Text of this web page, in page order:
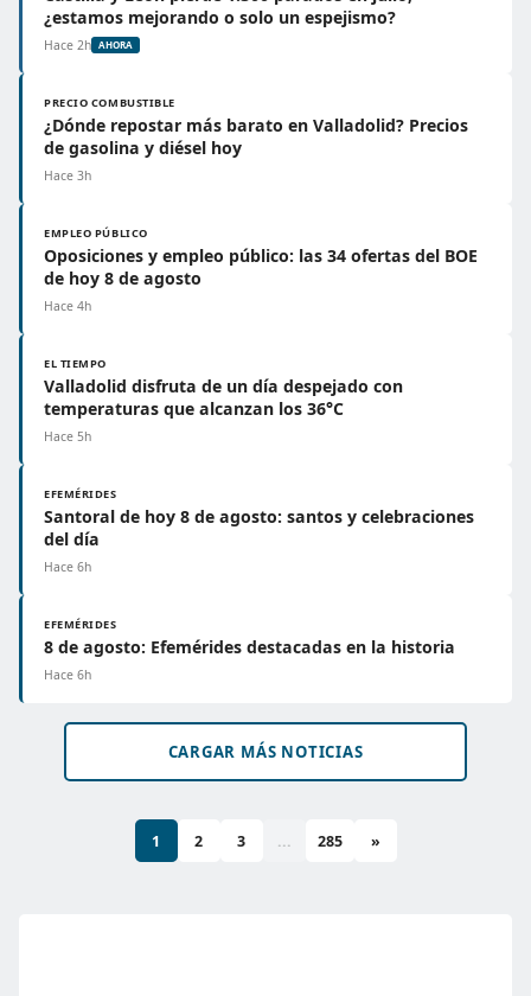
¿estamos mejorando o solo un espejismo?
Hace 2h AHORA
PRECIO COMBUSTIBLE
¿Dónde repostar más barato en Valladolid? Precios
de gasolina y diésel hoy
Hace 3h
EMPLEO PÚBLICO
Oposiciones y empleo público: las 34 ofertas del BOE
de hoy 8 de agosto
Hace 4h
EL TIEMPO
Valladolid disfruta de un día despejado con
temperaturas que alcanzan los 36°C
Hace 5h
EFEMÉRIDES
Santoral de hoy 8 de agosto: santos y celebraciones
del día
Hace 6h
EFEMÉRIDES
8 de agosto: Efemérides destacadas en la historia
Hace 6h
CARGAR MÁS NOTICIAS
1 2 3 ... 285 »